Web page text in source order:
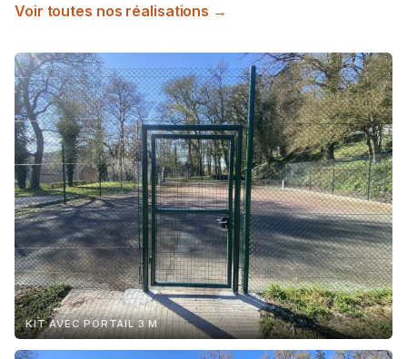
Voir toutes nos réalisations →
KIT AVEC PORTAIL 3 M